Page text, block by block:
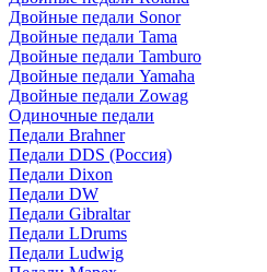
Двойные педали Sonor
Двойные педали Tama
Двойные педали Tamburo
Двойные педали Yamaha
Двойные педали Zowag
Одиночные педали
Педали Brahner
Педали DDS (Россия)
Педали Dixon
Педали DW
Педали Gibraltar
Педали LDrums
Педали Ludwig